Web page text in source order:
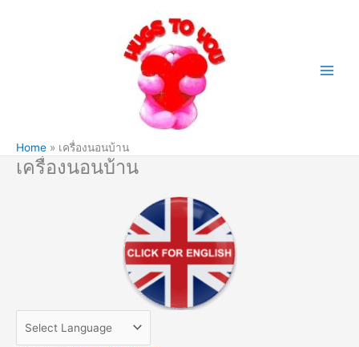
Home เครื่องนอนบ้าน
เครื่องนอนบ้าน